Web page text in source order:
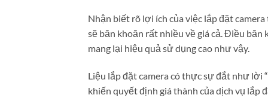
Nhận biết rõ lợi ích của việc lắp đặt
sẽ băn khoăn rất nhiều về giá cả. Điều
mang lại hiệu quả sử dụng cao như vậy.
Liệu lắp đặt camera có thực sự đắt như lời
khiến quyết định giá thành của dịch vụ lắp